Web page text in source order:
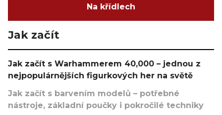
Na křídlech
Jak začít
Jak začít s Warhammerem 40,000 – jednou z
nejpopulárnějších figurkových her na světě
Jak začít s barvením modelů – potřebné
nástroje, základní poučky i pokročilé techniky